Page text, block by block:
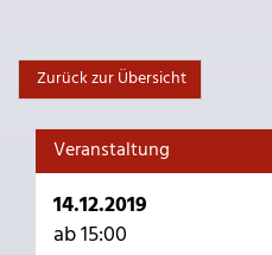
Zurück zur Übersicht
Veranstaltung
14.12.2019
ab 15:00